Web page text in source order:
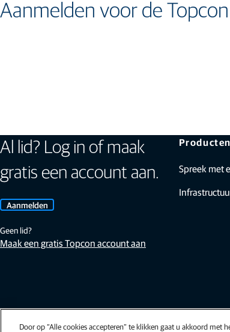
Aanmelden voor de
Al lid? Log in of maak
gratis een account aan.
Aanmelden
Geen lid?
Maak een gratis Topcon account aan
Spreek met
Door op “Alle cookies accepteren” te klikken gaat u akkoord met